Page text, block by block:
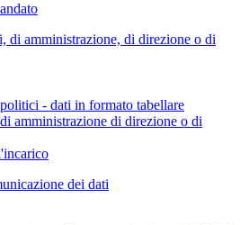
di amministrazione, di direzione o di
- dati in formato tabellare
amministrazione di direzione o di
dei dati